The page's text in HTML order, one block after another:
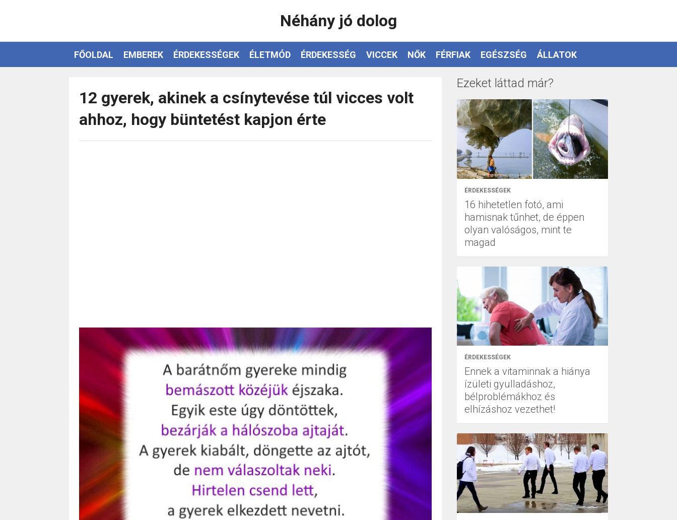
Néhány jó dolog
FŐOLDAL EMBEREK ÉRDEKESSÉGEK ÉLETMÓD ÉRDEKESSÉG VICCEK NŐK FÉRFIAK EGÉSZSÉG ÁLLATOK
12 gyerek, akinek a csínytevése túl vicces volt
ahhoz, hogy büntetést kapjon érte
Ezeket láttad már?
ÉRDEKESSÉGEK
16 hihetetlen fotó, ami
hamisnak tűnhet, de éppen
olyan valóságos, mint te
magad
ÉRDEKESSÉGEK
Ennek a vitaminnak a hiánya
ízületi gyulladáshoz,
bélproblémákhoz és
elhízáshoz vezethet!